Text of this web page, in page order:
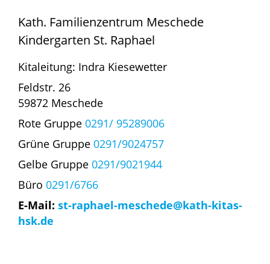
Kath. Familienzentrum Meschede
Kindergarten St. Raphael
Kitaleitung: Indra Kiesewetter
Feldstr. 26
59872 Meschede
Rote Gruppe 0291/ 95289006
Grüne Gruppe 0291/9024757
Gelbe Gruppe 0291/9021944
Büro 0291/6766
E-Mail: st-raphael-meschede@kath-kitas-
hsk.de